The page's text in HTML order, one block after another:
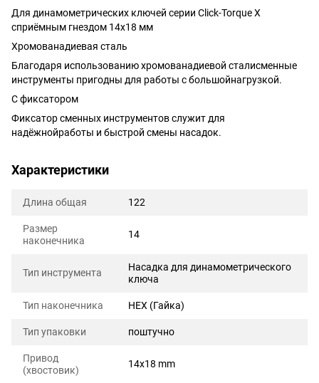
Для динамометрических ключей серии Click-Torque X
сприёмным гнездом 14x18 мм
Хромованадиевая сталь
Благодаря использованию хромованадиевой сталисменные
инструменты пригодны для работы с большойнагрузкой.
С фиксатором
Фиксатор сменных инструментов служит для
надёжнойработы и быстрой смены насадок.
Характеристики
Длина общая 122
Размер
наконечника
14
Тип инструмента
Насадка для динамометрического
ключа
Тип наконечника HEX (Гайка)
Тип упаковки поштучно
Привод
(хвостовик)
14x18 mm